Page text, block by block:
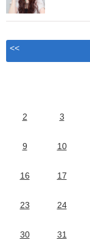
<<
2 3
9 10
16 17
23 24
30 31